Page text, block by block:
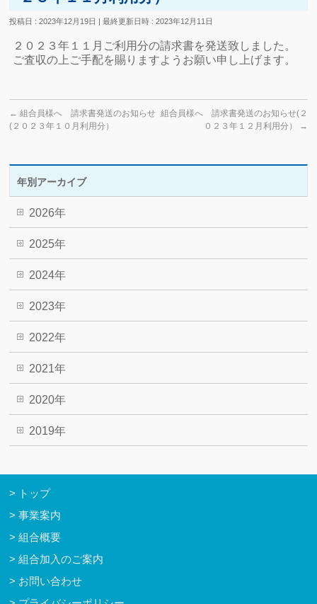
投稿日 : 2023年12月19日 最終更新日時 : 2023年12月11日
２０２３年１１月ご利用分の請求書を発送致しました。
ご査収の上ご手配を賜りますようお願い申し上げます。
← 組合員様へ 請求書発送のお知らせ
(２０２３年１０月利用分）
組合員様へ 請求書発送のお知らせ(２
０２３年１２月利用分）
→
年別アーカイブ
2026年
2025年
2024年
2023年
2022年
2021年
2020年
2019年
トップ
事業案内
組合概要
組合加入のご案内
お問い合わせ